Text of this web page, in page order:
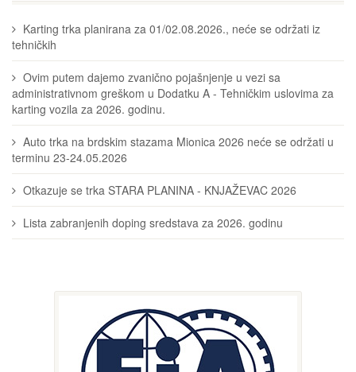
Karting trka planirana za 01/02.08.2026., neće se održati iz
tehničkih
Ovim putem dajemo zvanično pojašnjenje u vezi sa
administrativnom greškom u Dodatku A - Tehničkim uslovima za
karting vozila za 2026. godinu.
Auto trka na brdskim stazama Mionica 2026 neće se održati u
terminu 23-24.05.2026
Otkazuje se trka STARA PLANINA - KNJAŽEVAC 2026
Lista zabranjenih doping sredstava za 2026. godinu